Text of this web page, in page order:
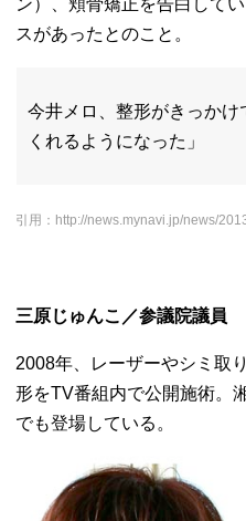
スがあったとのこと。
今井メロ、整形がきっか
くれるようになった」
引用：http://news.mynavi.jp/news/
三原じゅんこ／参議院議員
2008年、レーザーやシミ取り
形をTV番組内で公開施術。
でも登場している。